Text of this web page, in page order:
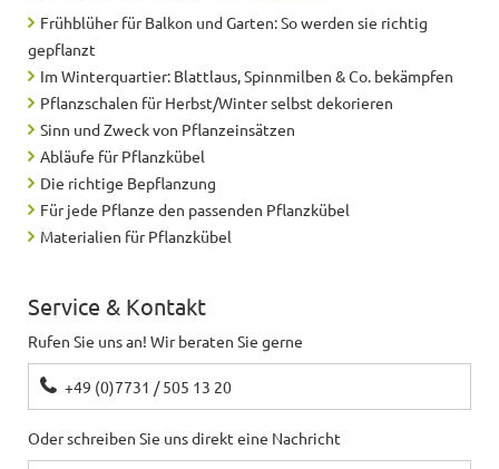
Frühblüher für Balkon und Garten: So werden sie richtig
gepflanzt
Im Winterquartier: Blattlaus, Spinnmilben & Co. bekämpfen
Pflanzschalen für Herbst/Winter selbst dekorieren
Sinn und Zweck von Pflanzeinsätzen
Abläufe für Pflanzkübel
Die richtige Bepflanzung
Für jede Pflanze den passenden Pflanzkübel
Materialien für Pflanzkübel
Service & Kontakt
Rufen Sie uns an! Wir beraten Sie gerne
+49 (0)7731 / 505 13 20
Oder schreiben Sie uns direkt eine Nachricht